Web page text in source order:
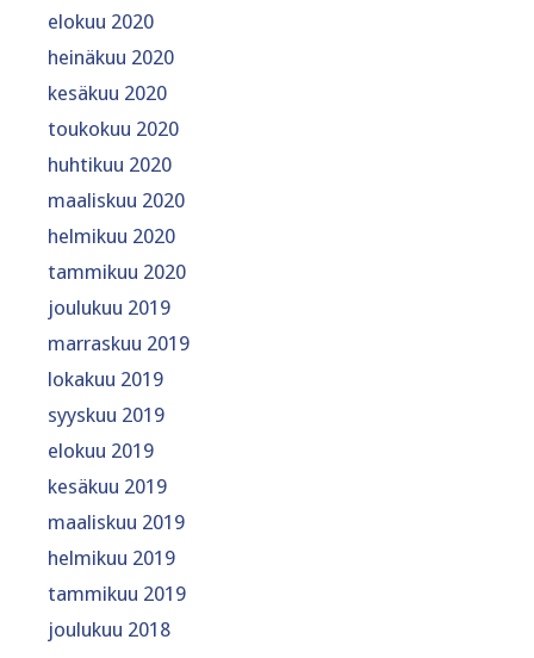
elokuu 2020
heinäkuu 2020
kesäkuu 2020
toukokuu 2020
huhtikuu 2020
maaliskuu 2020
helmikuu 2020
tammikuu 2020
joulukuu 2019
marraskuu 2019
lokakuu 2019
syyskuu 2019
elokuu 2019
kesäkuu 2019
maaliskuu 2019
helmikuu 2019
tammikuu 2019
joulukuu 2018